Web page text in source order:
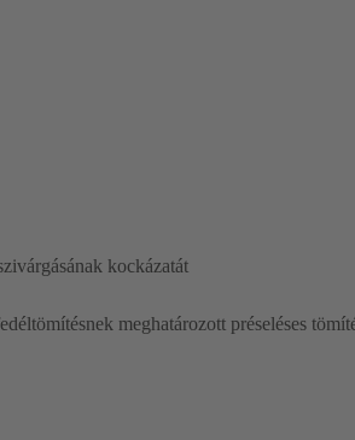
kockázatát
meghatározott préseléses